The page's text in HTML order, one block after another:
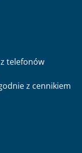
z telefonów
z cennikiem